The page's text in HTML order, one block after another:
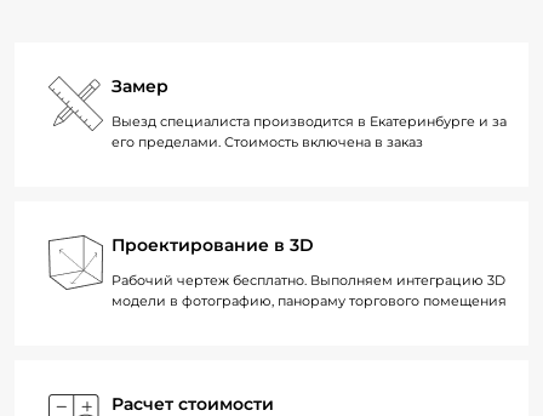
Замер
Выезд специалиста производится в Екатеринбурге и за
его пределами. Стоимость включена в заказ
Проектирование в 3D
Рабочий чертеж бесплатно. Выполняем интеграцию 3D
модели в фотографию, панораму торгового помещения
Расчет стоимости